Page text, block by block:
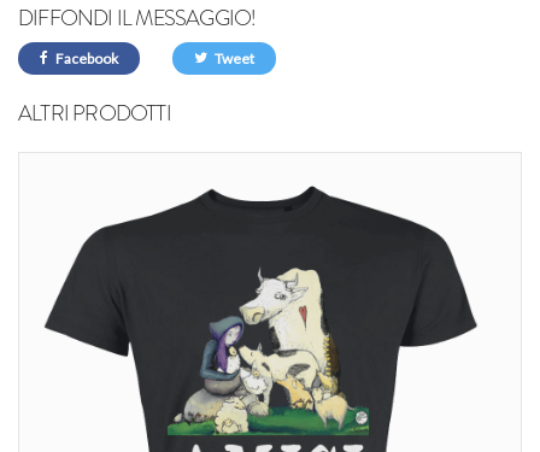
DIFFONDI IL MESSAGGIO!
Facebook Tweet
ALTRI PRODOTTI